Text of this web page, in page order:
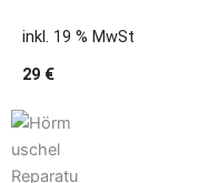
inkl. 19 % MwSt
29 €